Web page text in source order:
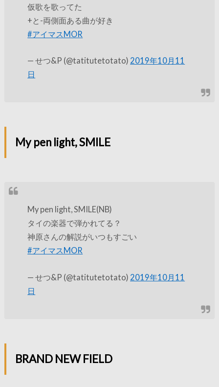
仮歌を歌ってた
+と-両側面ある曲が好き
#アイマスMOR
— せつ&P (@tatitutetotato) 2019年10月11
日
My pen light, SMILE
My pen light, SMILE(NB)
タイの楽器で弾かれてる？
神原さんの解説がいつもすごい
#アイマスMOR
— せつ&P (@tatitutetotato) 2019年10月11
日
BRAND NEW FIELD